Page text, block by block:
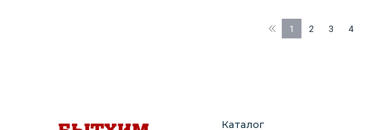
1 2 3 4
Каталог